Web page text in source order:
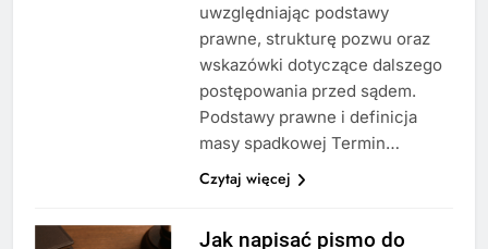
uwzględniając podstawy
prawne, strukturę pozwu oraz
wskazówki dotyczące dalszego
postępowania przed sądem.
Podstawy prawne i definicja
masy spadkowej Termin…
Czytaj więcej
Jak napisać pismo do